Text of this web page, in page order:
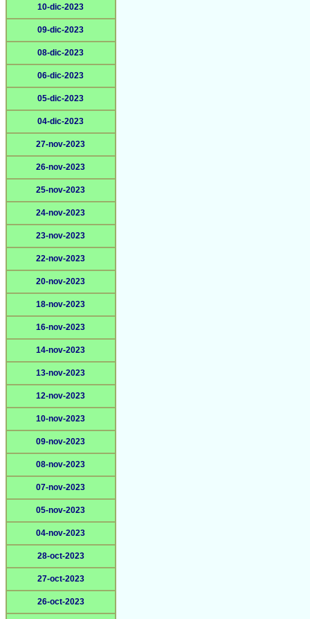
10-dic-2023
09-dic-2023
08-dic-2023
06-dic-2023
05-dic-2023
04-dic-2023
27-nov-2023
26-nov-2023
25-nov-2023
24-nov-2023
23-nov-2023
22-nov-2023
20-nov-2023
18-nov-2023
16-nov-2023
14-nov-2023
13-nov-2023
12-nov-2023
10-nov-2023
09-nov-2023
08-nov-2023
07-nov-2023
05-nov-2023
04-nov-2023
28-oct-2023
27-oct-2023
26-oct-2023